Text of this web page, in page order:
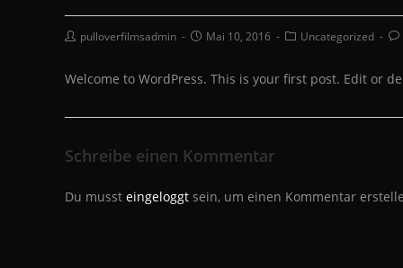
Beitrags-
pulloverfilmsadmin
BeitragMai 10, 2016
Beitrags-
Uncategorized
Welcome to WordPress. This is your first post. Edit or
Schreibe einen Kommentar
Du musst eingeloggt sein, um einen Kommentar